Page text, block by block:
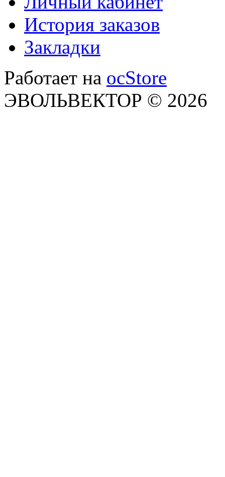
История заказов
Закладки
Работает на ocStore
ЭВОЛЬВЕКТОР © 2026